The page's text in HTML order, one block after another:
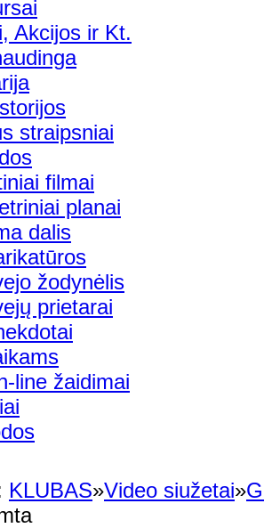
Akcijos ir Kt.
straipsniai
filmai
planai
dalis
žodynėlis
prietarai
line žaidimai
KLUBAS»Video siužetai»